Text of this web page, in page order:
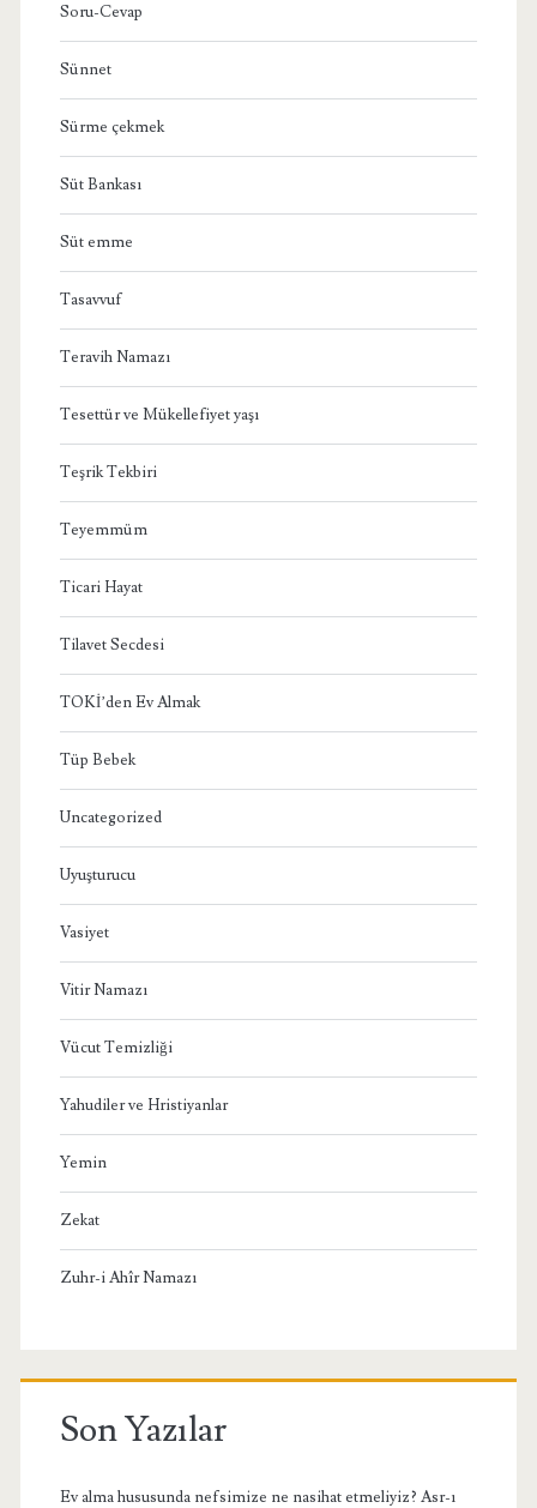
Soru-Cevap
Sünnet
Sürme çekmek
Süt Bankası
Süt emme
Tasavvuf
Teravih Namazı
Tesettür ve Mükellefiyet yaşı
Teşrik Tekbiri
Teyemmüm
Ticari Hayat
Tilavet Secdesi
TOKİ’den Ev Almak
Tüp Bebek
Uncategorized
Uyuşturucu
Vasiyet
Vitir Namazı
Vücut Temizliği
Yahudiler ve Hristiyanlar
Yemin
Zekat
Zuhr-i Ahîr Namazı
Son Yazılar
Ev alma hususunda nefsimize ne nasihat etmeliyiz? Asr-ı